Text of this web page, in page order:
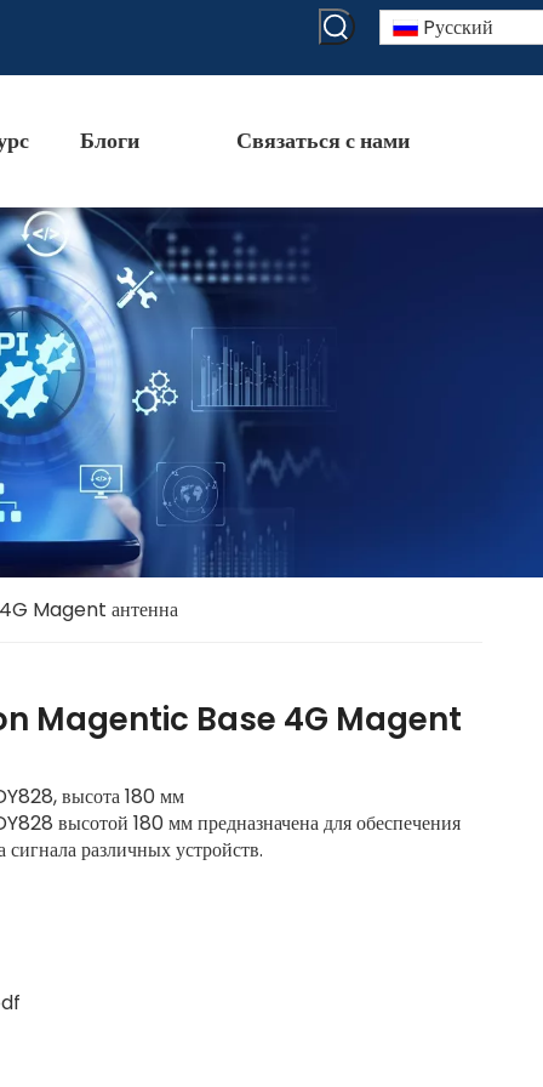
Pусский
Блоги Связаться с нами
Magent антенна
Magentic Base 4G Magent
высота 180 мм
высотой 180 мм предназначена для обеспечения
различных устройств.